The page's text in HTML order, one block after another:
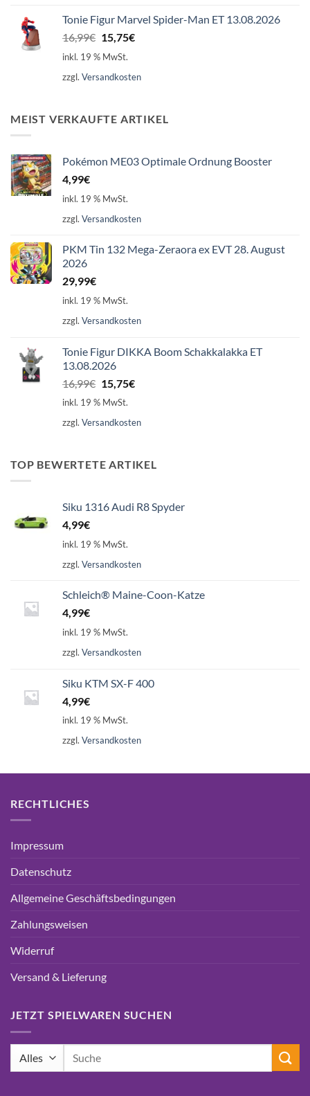
Tonie Figur Marvel Spider-Man ET 13.08.2026
16,99€ Ursprünglicher
Preis
16,99€
15,75€Aktueller
15,75€.
inkl. 19 % MwSt.
zzgl. Versandkosten
MEIST VERKAUFTE ARTIKEL
Pokémon ME03 Optimale Ordnung Booster
4,99€
inkl. 19 % MwSt.
zzgl. Versandkosten
PKM Tin 132 Mega-Zeraora ex EVT 28. August
2026
29,99€
inkl. 19 % MwSt.
zzgl. Versandkosten
Tonie Figur DIKKA Boom Schakkalakka ET
13.08.2026
16,99€ Ursprünglicher
Preis
16,99€
15,75€Aktueller
15,75€.
inkl. 19 % MwSt.
zzgl. Versandkosten
TOP BEWERTETE ARTIKEL
Siku 1316 Audi R8 Spyder
4,99€
inkl. 19 % MwSt.
zzgl. Versandkosten
Schleich® Maine-Coon-Katze
4,99€
inkl. 19 % MwSt.
zzgl. Versandkosten
Siku KTM SX-F 400
4,99€
inkl. 19 % MwSt.
zzgl. Versandkosten
RECHTLICHES
Impressum
Datenschutz
Allgemeine Geschäftsbedingungen
Zahlungsweisen
Widerruf
Versand & Lieferung
JETZT SPIELWAREN SUCHEN